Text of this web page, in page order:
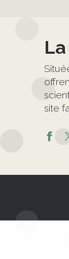
site